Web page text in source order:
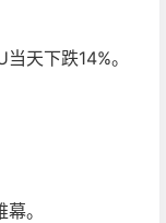
天下跌14%。
。